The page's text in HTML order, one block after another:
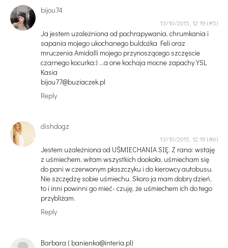
bijou74
13/10/2015, 12:19
Ja jestem uzależniona od pochrapywania, chrumkania i
sapania mojego ukochanego buldożka Feli oraz
mruczenia Amidalli mojego przynoszącego szczęscie
czarnego kocurka:) ...a one kochaja mocne zapachy YSL
Kasia
bijou77@buziaczek.pl
Reply
dishdogz
13/10/2015, 12:19
Jestem uzależniona od UŚMIECHANIA SIĘ. Z rana: wstaję
z uśmiechem, witam wszystkich dookoła, uśmiecham się
do pani w czerwonym płaszczyku i do kierowcy autobusu.
Nie szczędzę sobie uśmiechu. Skoro ja mam dobry dzień,
to i inni powinni go mieć- czuję, że uśmiechem ich do tego
przybliżam.
Reply
Barbara ( banienka@interia.pl)